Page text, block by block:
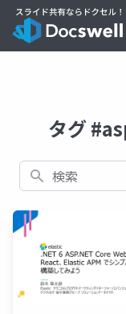
タグ
検索